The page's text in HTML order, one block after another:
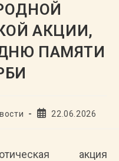
АКЦИИ,
ПАМЯТИ
Запись22.06.2026
акция